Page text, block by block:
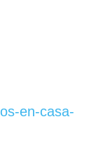
en-casa-